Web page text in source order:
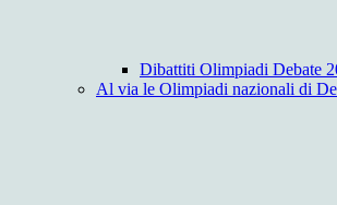
Dibattiti Olimpiadi Debate
Al via le Olimpiadi nazionali di